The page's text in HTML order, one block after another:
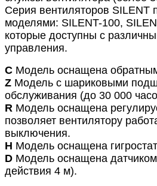
Серия вентиляторов SILENT
моделями: SILENT-100,
которые доступны с
управления.
C Модель оснащена
Z Модель с шариковыми
обслуживания (до 30 000
R Модель оснащена
позволяет вентилятору
выключения.
H Модель оснащена
D Модель оснащена
действия 4 м).